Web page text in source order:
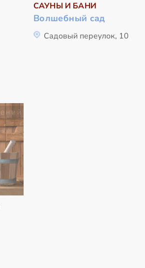
САУНЫ И БАНИ
Волшебный сад
Садовый переулок, 10